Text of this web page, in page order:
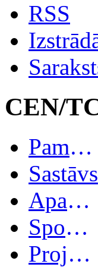
RSS
CEN/
Pamatinformācija
Sastāvs
Apakškomitejas
Spoguļkomitejas
Projekti